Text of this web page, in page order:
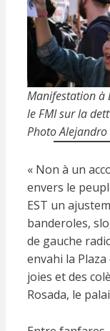
Manifestation à
le FMI sur la
Photo Alejandro
« Non à un
envers le
EST un
banderoles,
de gauche
envahi la
joies et des
Rosada, le